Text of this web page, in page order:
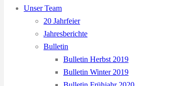
Unser Team
20 Jahrfeier
Jahresberichte
Bulletin
Bulletin Herbst 2019
Bulletin Winter 2019